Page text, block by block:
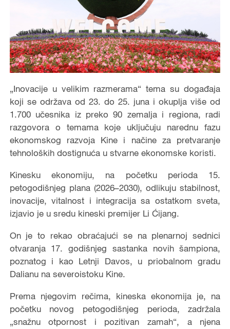
„Inovacije u velikim razmerama“ tema su događaja
koji se održava od 23. do 25. juna i okuplja više od
1.700 učesnika iz preko 90 zemalja i regiona, radi
razgovora o temama koje uključuju narednu fazu
ekonomskog razvoja Kine i načine za pretvaranje
tehnoloških dostignuća u stvarne ekonomske koristi.
Kinesku ekonomiju, na početku perioda 15.
petogodišnjeg plana (2026–2030), odlikuju stabilnost,
inovacije, vitalnost i integracija sa ostatkom sveta,
izjavio je u sredu kineski premijer Li Ćijang.
On je to rekao obraćajući se na plenarnoj sednici
otvaranja 17. godišnjeg sastanka novih šampiona,
poznatog i kao Letnji Davos, u priobalnom gradu
Dalianu na severoistoku Kine.
Prema njegovim rečima, kineska ekonomija je, na
početku novog petogodišnjeg perioda, zadržala
„snažnu otpornost i pozitivan zamah“, a njena